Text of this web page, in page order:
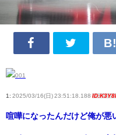
1: 2025/03/16(日) 23:51:18.188
喧嘩になったんだけど俺が悪